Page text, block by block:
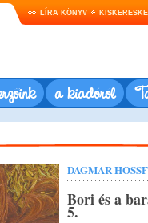
LÍRA KÖNYV
a kiadóról
DAGMAR
Bori és a
5.